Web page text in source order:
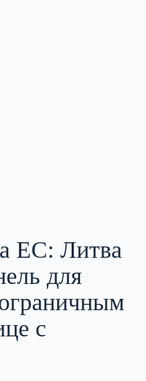
ЕС: Литва
для
с